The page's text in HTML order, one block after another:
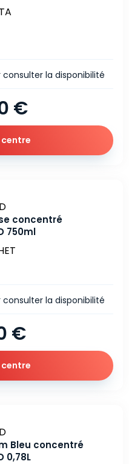
€
la disponibilité
centre
concentré
750ml
€
la disponibilité
centre
Bleu concentré
0,78L